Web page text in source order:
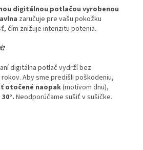
digitálnou potlačou vyrobenou
zaručuje pre vašu pokožku
čím znižuje intenzitu potenia.
digitálna potlač vydrží bez
Aby sme predišli poškodeniu,
otočené naopak(motívom dnu),
Neodporúčame sušiť v sušičke.